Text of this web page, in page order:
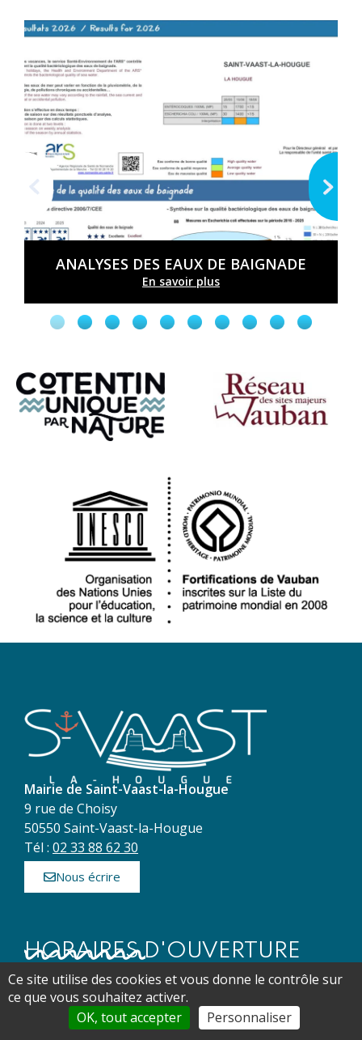
Ce site utilise des cookies et vous donne le contrôle sur
ce que vous souhaitez activer.
OK, tout accepter
Personnaliser
ANALYSES DES EAUX DE BAIGNADE
En savoir plus
Mairie de Saint-Vaast-la-Hougue
9 rue de Choisy
50550 Saint-Vaast-la-Hougue
Tél : 02 33 88 62 30
Nous écrire
HORAIRES D'OUVERTURE
› Lundi: 9h30 – 12het13h30 – 17h
› Mardi: 9h30 – 12het13h30 – 17h
› Mercredi: 9h30 – 12het13h30 – 17h
: 9h30 – 12het13h30 – 17h